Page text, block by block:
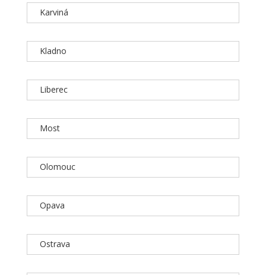
Karviná
Kladno
Liberec
Most
Olomouc
Opava
Ostrava